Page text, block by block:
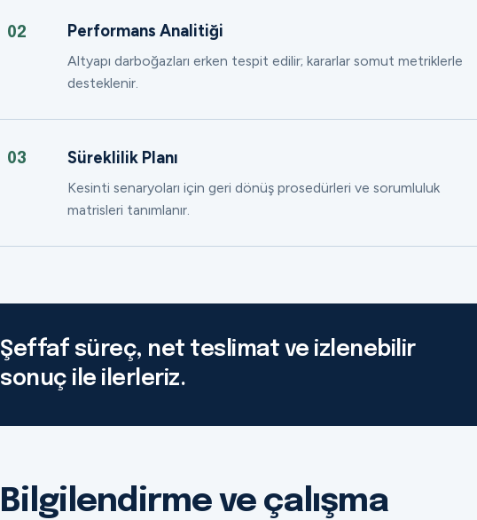
02 Performans Analitiği
Altyapı darboğazları erken tespit edilir; kararlar somut metriklerle
desteklenir.
03 Süreklilik Planı
Kesinti senaryoları için geri dönüş prosedürleri ve sorumluluk
matrisleri tanımlanır.
Şeffaf süreç, net teslimat ve izlenebilir
sonuç ile ilerleriz.
Bilgilendirme ve çalışma